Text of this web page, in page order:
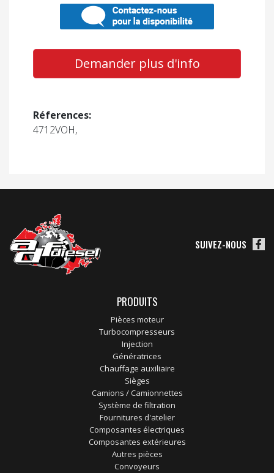
Demander plus d'info
Réferences:
4712VOH,
SUIVEZ-NOUS
PRODUITS
Pièces moteur
Turbocompresseurs
Injection
Génératrices
Chauffage auxiliaire
Sièges
Camions / Camionnettes
Système de filtration
Fournitures d'atelier
Composantes électriques
Composantes extérieures
Autres pièces
Convoyeurs